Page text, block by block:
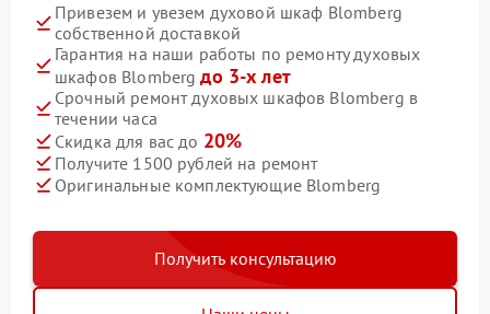
Привезем и увезем духовой шкаф Blomberg
собственной доставкой
Гарантия на наши работы по ремонту духовых
шкафов Blombergдо 3-х лет
Срочный ремонт духовых шкафов Blomberg в
течении часа
Скидка для вас до 20%
Получите 1500 рублей на ремонт
Оригинальные комплектующие Blomberg
Получить консультацию